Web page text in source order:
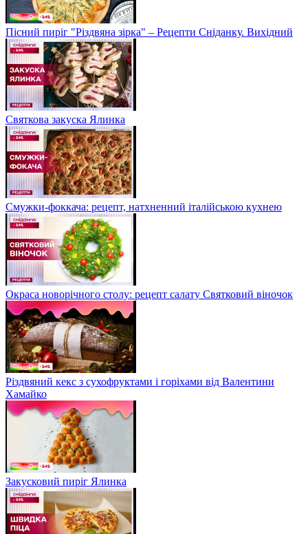
Пісний пиріг "Різдвяна зірка" – Рецепти Сніданку. Вихідний
Святкова закуска Ялинка
Смужки-фоккача: рецепт, натхненний італійською кухнею
Окраса новорічного столу: рецепт салату Святковий віночок
Різдвяний кекс з сухофруктами і горіхами від Валентини
Хамайко
Закусковий пиріг Ялинка